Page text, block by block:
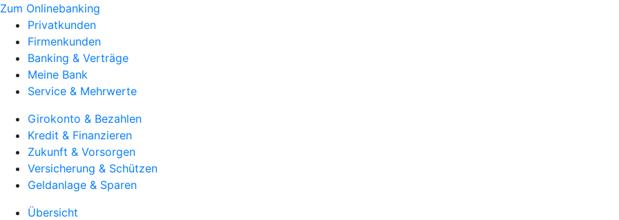
Zum Onlinebanking
Privatkunden
Firmenkunden
Banking & Verträge
Meine Bank
Service & Mehrwerte
Girokonto & Bezahlen
Kredit & Finanzieren
Zukunft & Vorsorgen
Versicherung & Schützen
Geldanlage & Sparen
Übersicht